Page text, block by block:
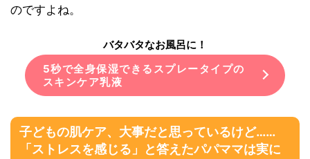
のですよね。
バタバタなお風呂に！
5秒で全身保湿できるスプレータイプの
スキンケア乳液
子どもの肌ケア、大事だと思っているけど……
「ストレスを感じる」と答えたパパママは実に